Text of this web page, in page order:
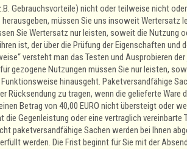
Gebrauchsvorteile) nicht oder teilweise nicht
müssen Sie uns insoweit Wertersatz
Sie Wertersatz nur leisten, soweit die Nutzung
ist, der über die Prüfung der Eigenschaften und
versteht man das Testen und Ausprobieren
gezogene Nutzungen müssen Sie nur leisten,
hinausgeht. Paketversandfähige
Rücksendung zu tragen, wenn die gelieferte Ware
Betrag von 40,00 EURO nicht übersteigt oder
Gegenleistung oder eine vertraglich vereinbarte
paketversandfähige Sachen werden bei Ihnen
werden. Die Frist beginnt für Sie mit der